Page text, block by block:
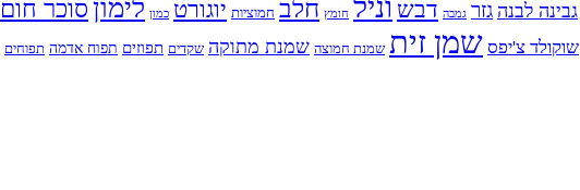
גבינה לבנה גזר גמבה דבש חומץ חלב חמוציות יוגורט כמון לימוןסוכר חום
שוקולד צ'יפס שמן זית שמנת חמוצה שמנת מתוקה שקדים תפוזים תפוח אדמה תפוחים